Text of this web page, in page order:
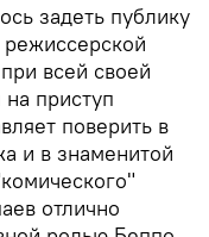
задеть публику
всей своей
приступ
поверить в
и в знаменитой
отлично